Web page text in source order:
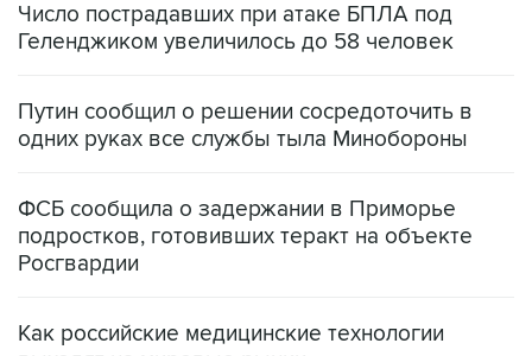
Число пострадавших при атаке БПЛА под
Геленджиком увеличилось до 58 человек
Путин сообщил о решении сосредоточить в
одних руках все службы тыла Минобороны
ФСБ сообщила о задержании в Приморье
подростков, готовивших теракт на объекте
Росгвардии
Как российские медицинские технологии